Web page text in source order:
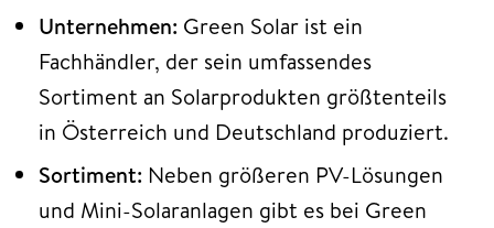
Unternehmen: Green Solar ist ein
Fachhändler, der sein umfassendes
Sortiment an Solarprodukten größtenteils
in Österreich und Deutschland produziert.
Sortiment: Neben größeren PV-Lösungen
und Mini-Solaranlagen gibt es bei Green